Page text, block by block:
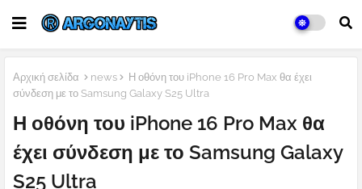
Αρχική σελίδα news
Η οθόνη του iPhone 16 Pro Max θα έχει
σύνδεση με το Samsung Galaxy S25 Ultra
Η οθόνη του iPhone 16 Pro Max θα
έχει σύνδεση με το Samsung Galaxy
S25 Ultra